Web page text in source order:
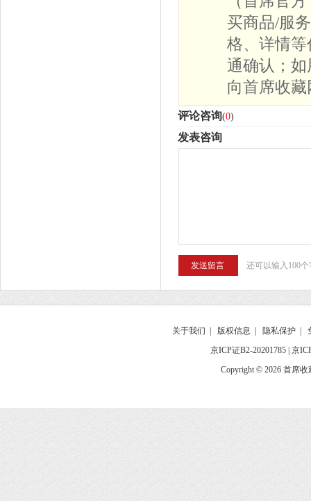
买商品/服
格、详情
通确认；
向首席收
评论咨询(0)
发表咨询
还可以输入100个
关于我们 | 版权信息 | 隐私保护 |
京ICP证B2-20201785 | 京
Copyright © 2026 首席收